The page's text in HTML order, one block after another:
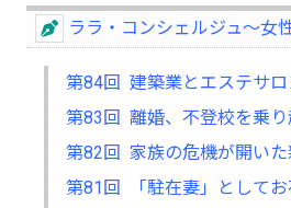
ララ・コンシェルジュ～女